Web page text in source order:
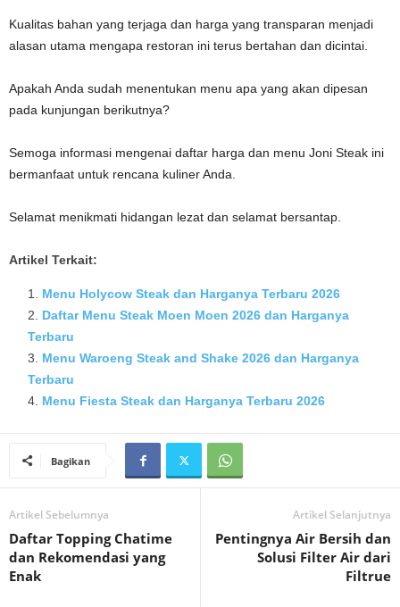
Kualitas bahan yang terjaga dan harga yang transparan menjadi
alasan utama mengapa restoran ini terus bertahan dan dicintai.
Apakah Anda sudah menentukan menu apa yang akan dipesan
pada kunjungan berikutnya?
Semoga informasi mengenai daftar harga dan menu Joni Steak ini
bermanfaat untuk rencana kuliner Anda.
Selamat menikmati hidangan lezat dan selamat bersantap.
Artikel Terkait:
Menu Holycow Steak dan Harganya Terbaru 2026
Daftar Menu Steak Moen Moen 2026 dan Harganya
Terbaru
Menu Waroeng Steak and Shake 2026 dan Harganya
Terbaru
Menu Fiesta Steak dan Harganya Terbaru 2026
Bagikan
Artikel Sebelumnya
Daftar Topping Chatime
dan Rekomendasi yang
Enak
Artikel Selanjutnya
Pentingnya Air Bersih dan
Solusi Filter Air dari
Filtrue